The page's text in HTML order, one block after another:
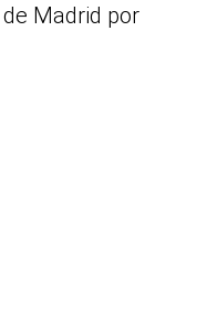
Madrid por